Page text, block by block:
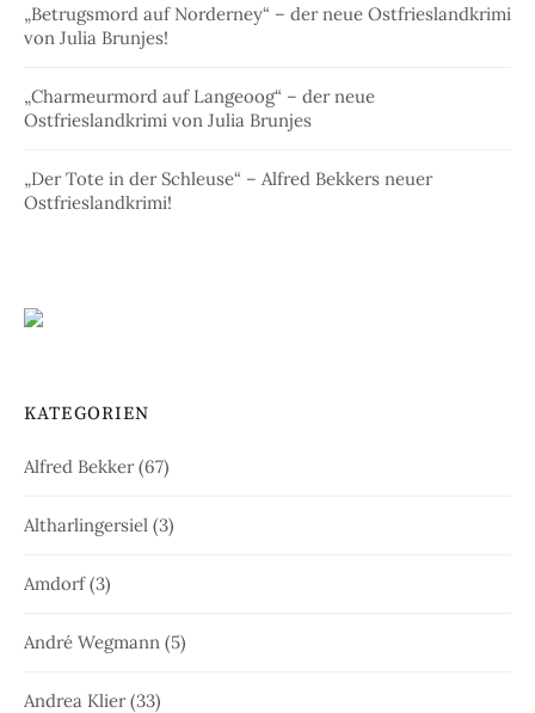
„Betrugsmord auf Norderney“ – der neue Ostfrieslandkrimi
von Julia Brunjes!
„Charmeurmord auf Langeoog“ – der neue
Ostfrieslandkrimi von Julia Brunjes
„Der Tote in der Schleuse“ – Alfred Bekkers neuer
Ostfrieslandkrimi!
KATEGORIEN
Alfred Bekker(67)
Altharlingersiel (3)
Amdorf(3)
André Wegmann (5)
Andrea Klier(33)